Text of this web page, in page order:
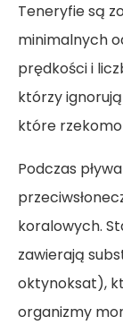
Teneryfie są
minimalnych
prędkości i
którzy
które
Podczas
koralowych.
zawierają
oktynoksat),
organizmy